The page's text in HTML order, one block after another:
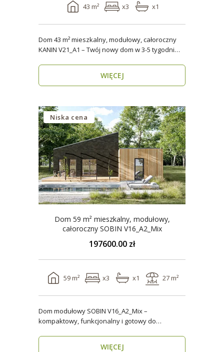
43 m² x3 x1
Dom 43 m² mieszkalny, modułowy, całoroczny
KANIN V21_A1 – Twój nowy dom w 3-5 tygodni
WIĘCEJ
Niska cena
Dom 59 m² mieszkalny, modułowy,
całoroczny SOBIN V16_A2_Mix
197600.00 zł
59 m² x3 x1 27 m²
Dom modułowy SOBIN V16_A2_Mix –
kompaktowy, funkcjonalny i gotowy do
WIĘCEJ